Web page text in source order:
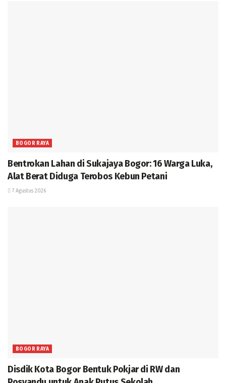
BOGOR RAYA
Bentrokan Lahan di Sukajaya Bogor: 16 Warga Luka,
Alat Berat Diduga Terobos Kebun Petani
7 Agustus 2026
BOGOR RAYA
Disdik Kota Bogor Bentuk Pokjar di RW dan